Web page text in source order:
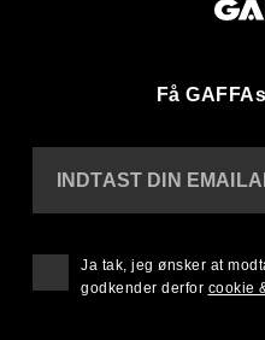
Få
INDTAST DIN
Ja tak, jeg ønsker at
godkender derfor cookie